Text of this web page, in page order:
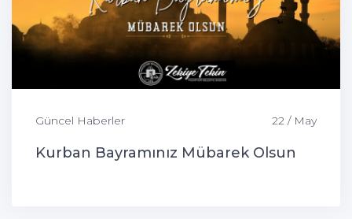
Güncel Haberler 22 / May
Kurban Bayramınız Mübarek Olsun